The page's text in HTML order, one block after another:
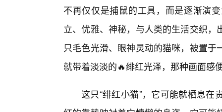
不再仅仅是捕鼠的工具，而是逐渐演
立、优雅、神秘，与人类的生活交织
只毛色光滑、眼神灵动的猫咪，被置
就带着淡淡的🔥绯红光泽，那种画面感
这只“绯红小猫”，它可能就栖息